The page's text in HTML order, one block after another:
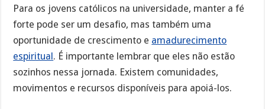
Para os jovens católicos na universidade, manter a fé
forte pode ser um desafio, mas também uma
oportunidade de crescimento e amadurecimento
espiritual. É importante lembrar que eles não estão
sozinhos nessa jornada. Existem comunidades,
movimentos e recursos disponíveis para apoiá-los.